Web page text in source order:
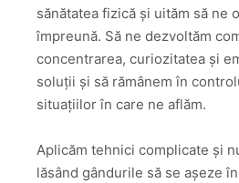
sănătatea fizică și uităm să ne
împreună. Să ne dezvoltăm
concentrarea, curiozitatea și
soluții și să rămânem în
situațiilor în care ne aflăm.
Aplicăm tehnici complicate și
lăsând gândurile să se așeze